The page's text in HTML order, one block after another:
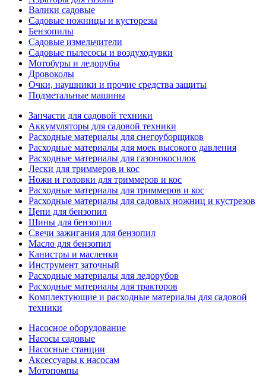
Валики садовые
Садовые ножницы и кусторезы
Бензопилы
Садовые измельчители
Садовые пылесосы и воздуходувки
Мотобуры и ледорубы
Дровоколы
Очки, наушники и прочие средства защиты
Подметальные машины
Запчасти для садовой техники
Аккумуляторы для садовой техники
Расходные материалы для снегоуборщиков
Расходные материалы для моек высокого давления
Расходные материалы для газонокосилок
Лески для триммеров и кос
Ножи и головки для триммеров и кос
Расходные материалы для триммеров и кос
Расходные материалы для садовых ножниц и кустрезов
Цепи для бензопил
Шины для бензопил
Свечи зажигания для бензопил
Масло для бензопил
Канистры и масленки
Инструмент заточный
Расходные материалы для ледорубов
Расходные материалы для тракторов
Комплектующие и расходные материалы для садовой
техники
Насосное оборудование
Насосы садовые
Насосные станции
Аксессуары к насосам
Мотопомпы